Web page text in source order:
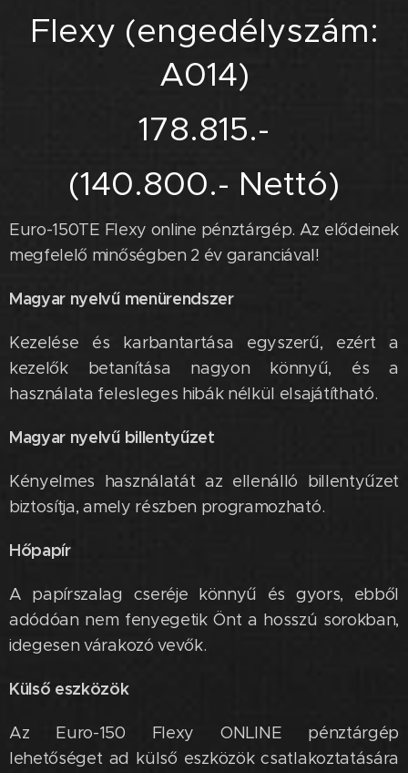
Flexy (engedélyszám:
A014)
178.815.-
(140.800.- Nettó)
Euro-150TE Flexy online pénztárgép. Az elődeinek
megfelelő minőségben 2 év garanciával!
Magyar nyelvű menürendszer
Kezelése és karbantartása egyszerű, ezért a
kezelők betanítása nagyon könnyű, és a
használata felesleges hibák nélkül elsajátítható.
Magyar nyelvű billentyűzet
Kényelmes használatát az ellenálló billentyűzet
biztosítja, amely részben programozható.
Hőpapír
A papírszalag cseréje könnyű és gyors, ebből
adódóan nem fenyegetik Önt a hosszú sorokban,
idegesen várakozó vevők.
Külső eszközök
Az Euro-150 Flexy ONLINE pénztárgép
lehetőséget ad külső eszközök csatlakoztatására